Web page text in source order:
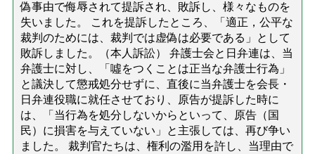
偽事由で侮辱されて提訴され、敗訴し、様々なものを
失いました。 これを提訴したところ、「適正，公平な
裁判のためには、裁判では虚偽は必要である」として
敗訴しました。（本人訴訟） 弁護士会と日弁連は、当
弁護士に対し、「噓をつくことは正当な弁護士行為」
と議決して懲戒処分せずに、直後に当弁護士を会長・
日弁連役職に就任させており、原告が提訴した時に
は、「当行為を処分しないからといって、原告（国
民）に損害を与えていない」と主張しては、再び争い
ました。 裁判官たちは、権利の濫用を許し、当理由で